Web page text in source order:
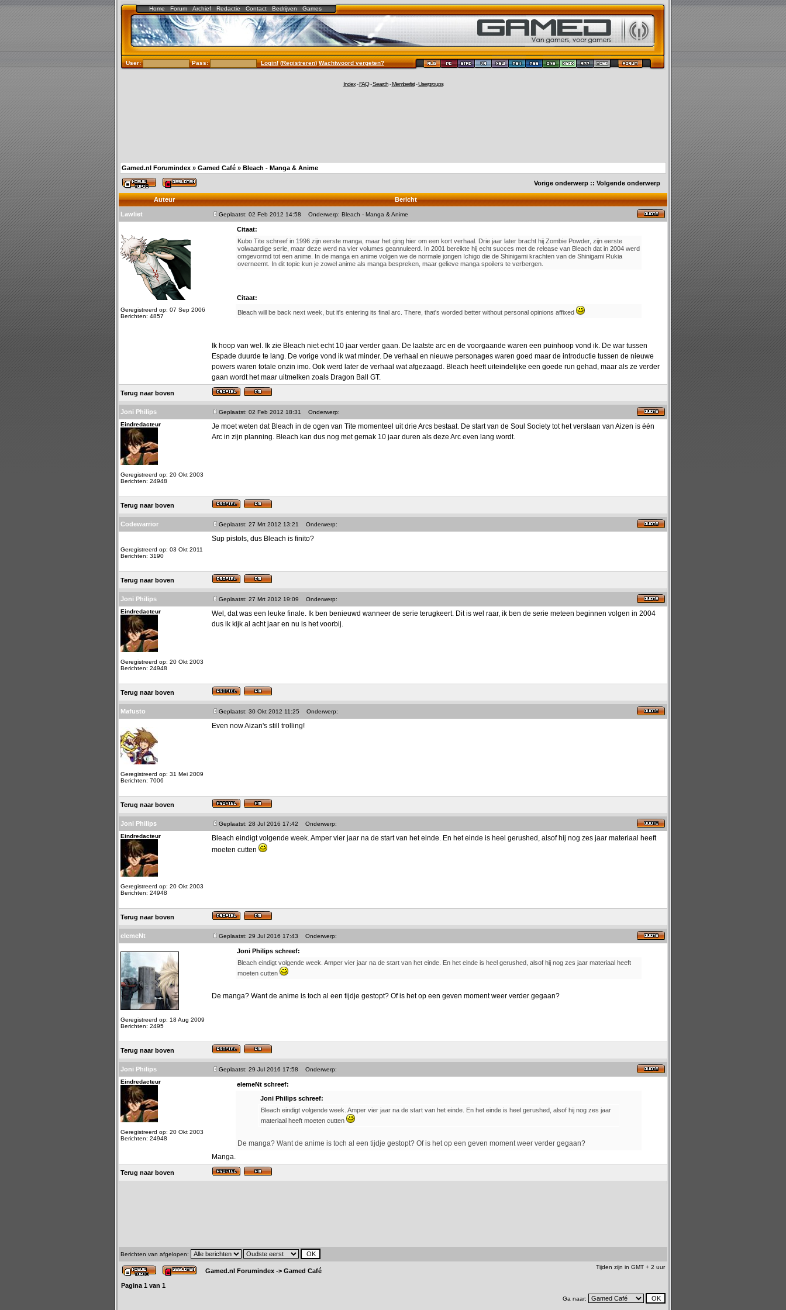
Home Forum Archief Redactie Contact Bedrijven Games
User: Pass: Login!(Registreren)Wachtwoord vergeten?
Index-FAQ-Search-Memberlist-Usergroups
Gamed.nl Forumindex » Gamed Café » Bleach - Manga & Anime
Vorige onderwerp :: Volgende onderwerp
Auteur Bericht
Lawliet Geplaatst: 02 Feb 2012 14:58 Onderwerp: Bleach - Manga & Anime
Geregistreerd op: 07 Sep 2006
Berichten: 4857
Citaat:
Kubo Tite schreef in 1996 zijn eerste manga, maar het ging hier om een kort verhaal. Drie jaar later bracht hij Zombie Powder, zijn eerste
volwaardige serie, maar deze werd na vier volumes geannuleerd. In 2001 bereikte hij echt succes met de release van Bleach dat in 2004 werd
omgevormd tot een anime. In de manga en anime volgen we de normale jongen Ichigo die de Shinigami krachten van de Shinigami Rukia
overneemt. In dit topic kun je zowel anime als manga bespreken, maar gelieve manga spoilers te verbergen.
Citaat:
Bleach will be back next week, but it's entering its final arc. There, that's worded better without personal opinions affixed
Ik hoop van wel. Ik zie Bleach niet echt 10 jaar verder gaan. De laatste arc en de voorgaande waren een puinhoop vond ik. De war tussen
Espade duurde te lang. De vorige vond ik wat minder. De verhaal en nieuwe personages waren goed maar de introductie tussen de nieuwe
powers waren totale onzin imo. Ook werd later de verhaal wat afgezaagd. Bleach heeft uiteindelijke een goede run gehad, maar als ze verder
gaan wordt het maar uitmelken zoals Dragon Ball GT.
Terug naar boven
Joni Philips Geplaatst: 02 Feb 2012 18:31
Onderwerp:
Eindredacteur
Geregistreerd op: 20 Okt 2003
Berichten: 24948
Je moet weten dat Bleach in de ogen van Tite momenteel uit drie Arcs bestaat. De start van de Soul Society tot het verslaan van Aizen is één
Arc in zijn planning. Bleach kan dus nog met gemak 10 jaar duren als deze Arc even lang wordt.
Terug naar boven
Codewarrior Geplaatst: 27 Mrt 2012 13:21 Onderwerp:
Geregistreerd op: 03 Okt 2011
Berichten: 3190
Sup pistols, dus Bleach is finito?
Terug naar boven
Joni Philips Geplaatst: 27 Mrt 2012 19:09
Onderwerp:
Eindredacteur
Geregistreerd op: 20 Okt 2003
Berichten: 24948
Wel, dat was een leuke finale. Ik ben benieuwd wanneer de serie terugkeert. Dit is wel raar, ik ben de serie meteen beginnen volgen in 2004
dus ik kijk al acht jaar en nu is het voorbij.
Terug naar boven
Mafusto Geplaatst: 30 Okt 2012 11:25 Onderwerp:
Geregistreerd op: 31 Mei 2009
Berichten: 7006
Even now Aizan's still trolling!
Terug naar boven
Joni Philips Geplaatst: 28 Jul 2016 17:42
Onderwerp:
Eindredacteur
Geregistreerd op: 20 Okt 2003
Berichten: 24948
Bleach eindigt volgende week. Amper vier jaar na de start van het einde. En het einde is heel gerushed, alsof hij nog zes jaar materiaal heeft
moeten cutten
Terug naar boven
elemeNt Geplaatst: 29 Jul 2016 17:43 Onderwerp:
Geregistreerd op: 18 Aug 2009
Berichten: 2495
Joni Philips schreef:
Bleach eindigt volgende week. Amper vier jaar na de start van het einde. En het einde is heel gerushed, alsof hij nog zes jaar materiaal heeft
moeten cutten
De manga? Want de anime is toch al een tijdje gestopt? Of is het op een geven moment weer verder gegaan?
Terug naar boven
Joni Philips Geplaatst: 29 Jul 2016 17:58
Onderwerp:
Eindredacteur
Geregistreerd op: 20 Okt 2003
Berichten: 24948
elemeNt schreef:
Joni Philips schreef:
Bleach eindigt volgende week. Amper vier jaar na de start van het einde. En het einde is heel gerushed, alsof hij nog zes jaar
materiaal heeft moeten cutten
De manga? Want de anime is toch al een tijdje gestopt? Of is het op een geven moment weer verder gegaan?
Manga.
Terug naar boven
Berichten van afgelopen:
Gamed.nl Forumindex -> Gamed Café
Tijden zijn in GMT + 2 uur
Pagina 1 van 1
Ga naar: